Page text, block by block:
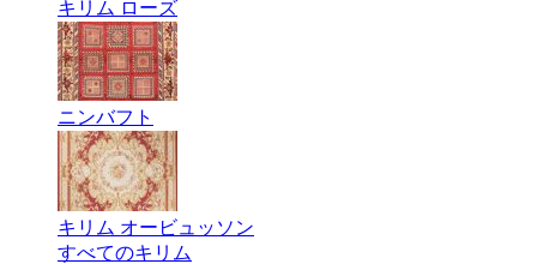
キリム ローズ
ニンバフト
キリム オービュッソン
すべてのキリム